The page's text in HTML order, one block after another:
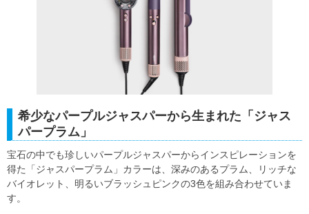
希少なパープルジャスパーから生まれた「ジャス
パープラム」
宝石の中でも珍しいパープルジャスパーからインスピレーションを
得た「ジャスパープラム」カラーは、深みのあるプラム、リッチな
バイオレット、明るいブラッシュピンクの3色を組み合わせていま
す。